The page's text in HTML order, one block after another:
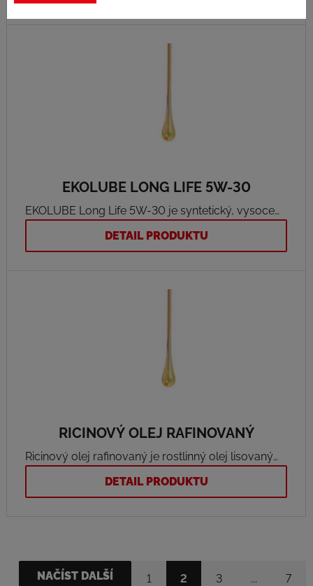
EKOLUBE LONG LIFE 5W-30
EKOLUBE Long Life 5W-30 je syntetický, vysoce
DETAIL PRODUKTU
RICINOVÝ OLEJ RAFINOVANÝ
Ricinový olej rafinovaný je rostlinný olej lisovaný
DETAIL PRODUKTU
NAČÍST DALŠÍ 1 2 3 ... 7